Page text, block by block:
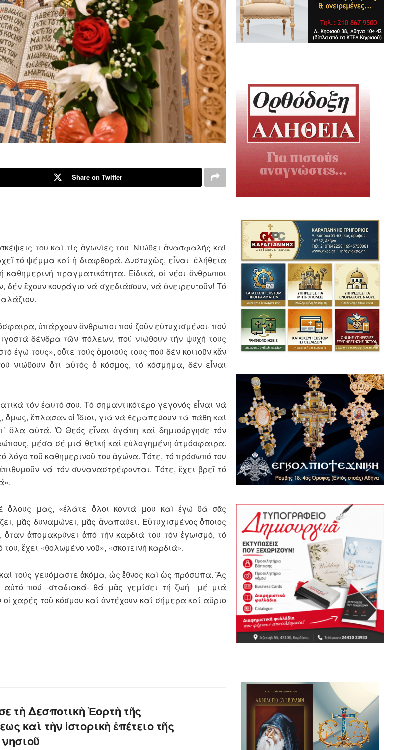
Share on Twitter
του καί τίς ἀγωνίες του. Νιώθει ἀνασφαλής καί
τό ψέμμα καί ἡ διαφθορά. Δυστυχῶς, εἶναι ἀλήθεια
πραγματικότητα. Εἰδικά, οἱ νέοι ἄνθρωποι
ἔχουν κουράγιο νά σχεδιάσουν, νά ὀνειρευτοῦν! Τό
ὑπάρχουν ἄνθρωποι πού ζοῦν εὐτυχισμένοι· πού
δένδρα τῶν πόλεων, πού νιώθουν τήν ψυχή τους
ἐγώ τους», οὔτε τούς ὁμοιούς τους πού δέν κοιτοῦν κἄν
νιώθουν ὅτι αὐτός ὁ κόσμος, τό κόσμημα, δέν εἶναι
τόν ἐαυτό σου. Τό σημαντικότερο γεγονός εἶναι νά
ὅμως, ἔπλασαν οἱ ἴδιοι, γιά νά θεραπεύουν τά πάθη καί
αὐτά. Ὁ Θεός εἶναι ἀγάπη καί δημιούργησε τόν
μέσα σέ μιά θεϊκή καί εὐλογημένη ἀτμόσφαιρα.
λόγο τοῦ καθημερινοῦ του ἀγώνα. Τότε, τό πρόσωπό του
νά τόν συναναστρέφονται. Τότε, ἔχει βρεῖ τό
ὅλους μας, «ἐλάτε ὅλοι κοντά μου καί ἐγώ θά σᾶς
μᾶς δυναμώνει, μᾶς ἀναπαύει. Εὐτυχισμένος ὅποιος
ἀπομακρύνει ἀπό τήν καρδιά του τόν ἐγωισμό, τό
ἔχει «θολωμένο νοῦ», «σκοτεινή καρδιά».
τούς γευόμαστε ἀκόμα, ὡς ἔθνος καί ὡς πρόσωπα. Ἄς
πού -σταδιακά- θά μᾶς γεμίσει τή ζωή μέ μιά
χαρές τοῦ κόσμου καί ἀντέχουν καί σήμερα καί αὔριο
τὴ Δεσποτικὴ Ἑορτὴ τῆς
καὶ τὴν ἱστορικὴ ἐπέτειο τῆς